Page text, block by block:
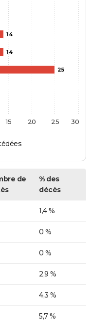
14
14
25
15 20 25 30
de
% des
décès
1,4 %
0 %
0 %
2,9 %
4,3 %
5,7 %